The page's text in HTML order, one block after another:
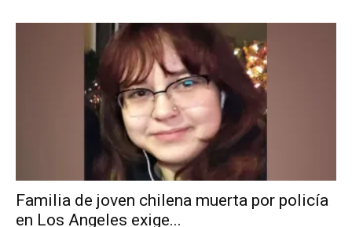
Familia de joven chilena muerta por policía
en Los Angeles exige...